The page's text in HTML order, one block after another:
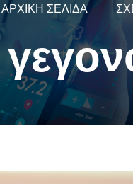
ΑΡΧΙΚΉ ΣΕΛΊΔΑ